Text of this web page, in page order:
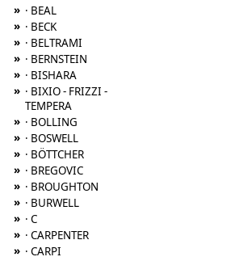
» · BEAL
» · BECK
» · BELTRAMI
» · BERNSTEIN
» · BISHARA
» · BIXIO - FRIZZI -
TEMPERA
» · BOLLING
» · BOSWELL
» · BÖTTCHER
» · BREGOVIC
» · BROUGHTON
» · BURWELL
» · C
» · CARPENTER
» · CARPI